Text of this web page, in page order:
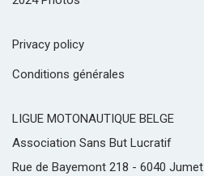
Privacy policy
Conditions générales
LIGUE MOTONAUTIQUE BELGE
Association Sans But Lucratif
Rue de Bayemont 218 - 6040 Jumet